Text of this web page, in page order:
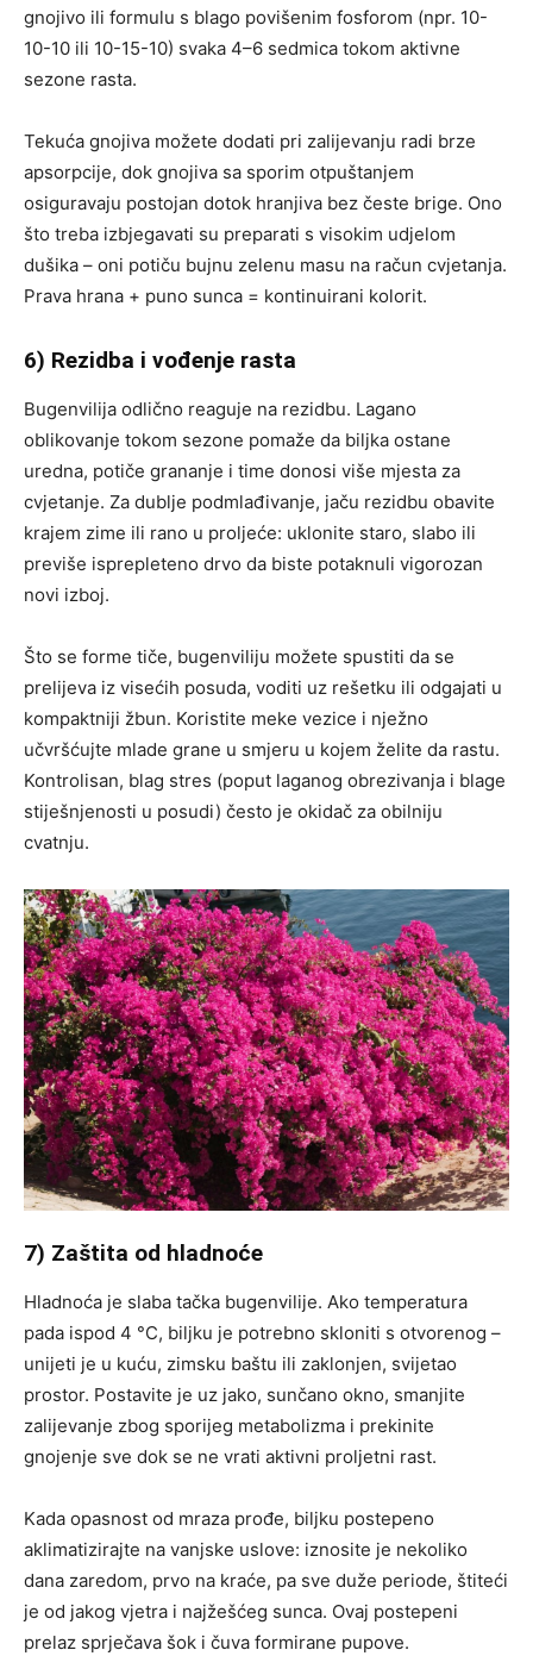
gnojivo ili formulu s blago povišenim fosforom (npr. 10-
10-10 ili 10-15-10) svaka 4–6 sedmica tokom aktivne
sezone rasta.
Tekuća gnojiva možete dodati pri zalijevanju radi brze
apsorpcije, dok gnojiva sa sporim otpuštanjem
osiguravaju postojan dotok hranjiva bez česte brige. Ono
što treba izbjegavati su preparati s visokim udjelom
dušika – oni potiču bujnu zelenu masu na račun cvjetanja.
Prava hrana + puno sunca = kontinuirani kolorit.
6) Rezidba i vođenje rasta
Bugenvilija odlično reaguje na rezidbu. Lagano
oblikovanje tokom sezone pomaže da biljka ostane
uredna, potiče grananje i time donosi više mjesta za
cvjetanje. Za dublje podmlađivanje, jaču rezidbu obavite
krajem zime ili rano u proljeće: uklonite staro, slabo ili
previše isprepleteno drvo da biste potaknuli vigorozan
novi izboj.
Što se forme tiče, bugenviliju možete spustiti da se
prelijeva iz visećih posuda, voditi uz rešetku ili odgajati u
kompaktniji žbun. Koristite meke vezice i nježno
učvršćujte mlade grane u smjeru u kojem želite da rastu.
Kontrolisan, blag stres (poput laganog obrezivanja i blage
stiješnjenosti u posudi) često je okidač za obilniju
cvatnju.
7) Zaštita od hladnoće
Hladnoća je slaba tačka bugenvilije. Ako temperatura
pada ispod 4 °C, biljku je potrebno skloniti s otvorenog –
unijeti je u kuću, zimsku baštu ili zaklonjen, svijetao
prostor. Postavite je uz jako, sunčano okno, smanjite
zalijevanje zbog sporijeg metabolizma i prekinite
gnojenje sve dok se ne vrati aktivni proljetni rast.
Kada opasnost od mraza prođe, biljku postepeno
aklimatizirajte na vanjske uslove: iznosite je nekoliko
dana zaredom, prvo na kraće, pa sve duže periode, štiteći
je od jakog vjetra i najžešćeg sunca. Ovaj postepeni
prelaz sprječava šok i čuva formirane pupove.